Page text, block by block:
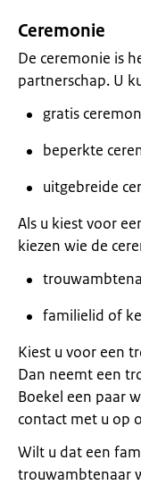
Ceremonie
De ceremonie is
partnerschap. U
gratis
beperkte
uitgebreide
Als u kiest voor
kiezen wie de
familielid of
Kiest u voor een
Dan neemt een
Boekel een paar
contact met u op
Wilt u dat een
trouwambtenaar